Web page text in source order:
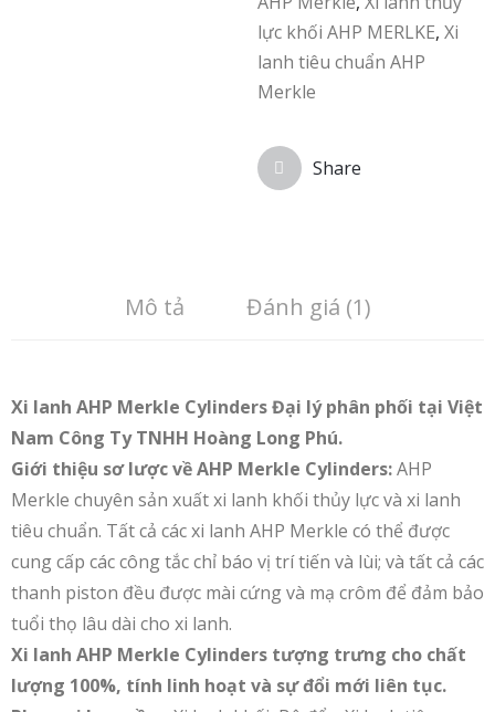
lực khối AHP MERLKE, Xi
lanh tiêu chuẩn AHP
Merkle
Share
Mô tả Đánh giá (1)
Xi lanh AHP Merkle Cylinders Đại lý phân phối tại Việt
Nam Công Ty TNHH Hoàng Long Phú.
Giới thiệu sơ lược về AHP Merkle Cylinders:AHP
Merkle chuyên sản xuất xi lanh khối thủy lực và xi lanh
tiêu chuẩn. Tất cả các xi lanh AHP Merkle có thể được
cung cấp các công tắc chỉ báo vị trí tiến và lùi; và tất cả các
thanh piston đều được mài cứng và mạ crôm để đảm bảo
tuổi thọ lâu dài cho xi lanh.
Xi lanh AHP Merkle Cylinders tượng trưng cho chất
lượng 100%, tính linh hoạt và sự đổi mới liên tục.